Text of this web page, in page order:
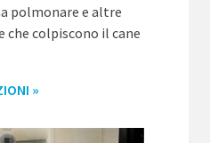
polmonare e altre
colpiscono il cane
»